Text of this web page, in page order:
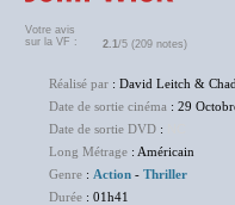
Votre avis
sur la VF :
2.1 /5 (209 notes)
Réalisé par : David Leitch &
Date de sortie cinéma : 29
Date de sortie DVD :
Long Métrage : Américain
Genre : Action - Thriller
Durée : 01h41